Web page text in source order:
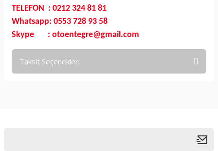
TELEFON : 0212 324 81 81
Whatsapp: 0553 728 93 58
Skype : otoentegre@gmail.com
Taksit Seçenekleri